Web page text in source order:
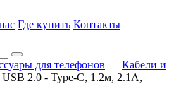
Где купить Контакты
для телефонов — Кабели и
2.0 - Type-C, 1.2м, 2.1A,